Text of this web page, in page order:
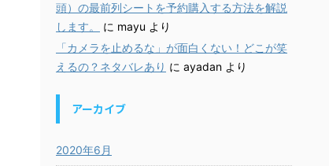
頭）の最前列シートを予約購入する方法を解説
します。
に mayu より
「カメラを止めるな」が面白くない！どこが笑
えるの？ネタバレあり に ayadan より
アーカイブ
2020年6月